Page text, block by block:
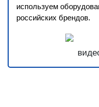
используем
российских брендов.